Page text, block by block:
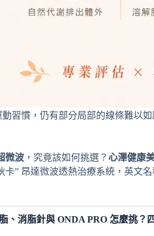
習慣，仍有部分局部的線條難以
微波 ，究竟該如何挑選？ 心澤健康
卡” 昂達微波透熱治療系統，英文名
、消脂針與 ONDA PRO 怎麼挑？